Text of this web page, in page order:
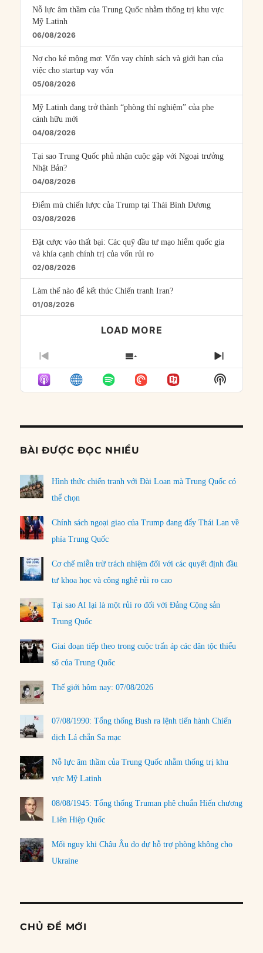
Nỗ lực âm thầm của Trung Quốc nhằm thống trị khu vực
Mỹ Latinh
06/08/2026
Nợ cho kẻ mộng mơ: Vốn vay chính sách và giới hạn của
việc cho startup vay vốn
05/08/2026
Mỹ Latinh đang trở thành “phòng thí nghiệm” của phe
cánh hữu mới
04/08/2026
Tại sao Trung Quốc phủ nhận cuộc gặp với Ngoại trưởng
Nhật Bản?
04/08/2026
Điểm mù chiến lược của Trump tại Thái Bình Dương
03/08/2026
Đặt cược vào thất bại: Các quỹ đầu tư mạo hiểm quốc gia
và khía cạnh chính trị của vốn rủi ro
02/08/2026
Làm thế nào để kết thúc Chiến tranh Iran?
01/08/2026
LOAD MORE
PREVIOUS
EPISODE
SHOW
EPISODES
LIST
NEXT
Show
Podcast
BÀI ĐƯỢC ĐỌC NHIỀU
Hình thức chiến tranh với Đài Loan mà Trung Quốc có
thể chọn
Chính sách ngoại giao của Trump đang đẩy Thái Lan về
phía Trung Quốc
Cơ chế miễn trừ trách nhiệm đối với các quyết định đầu
tư khoa học và công nghệ rủi ro cao
Tại sao AI lại là một rủi ro đối với Đảng Cộng sản
Trung Quốc
Giai đoạn tiếp theo trong cuộc trấn áp các dân tộc thiểu
số của Trung Quốc
Thế giới hôm nay: 07/08/2026
07/08/1990: Tổng thống Bush ra lệnh tiến hành Chiến
dịch Lá chắn Sa mạc
Nỗ lực âm thầm của Trung Quốc nhằm thống trị khu
vực Mỹ Latinh
08/08/1945: Tổng thống Truman phê chuẩn Hiến chương
Liên Hiệp Quốc
Mối nguy khi Châu Âu do dự hỗ trợ phòng không cho
Ukraine
CHỦ ĐỀ MỚI